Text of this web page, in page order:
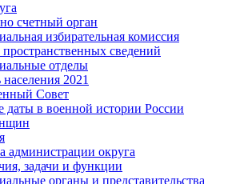
счетный орган
избирательная комиссия
сведений
отделы
2021
Совет
даты в военной истории России
администрации округа
задачи и функции
органы и представительства